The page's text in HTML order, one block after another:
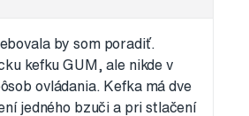
by som poradiť.
kefku GUM, ale nikde v
ovládania. Kefka má dve
jedného bzuči a pri stlačení